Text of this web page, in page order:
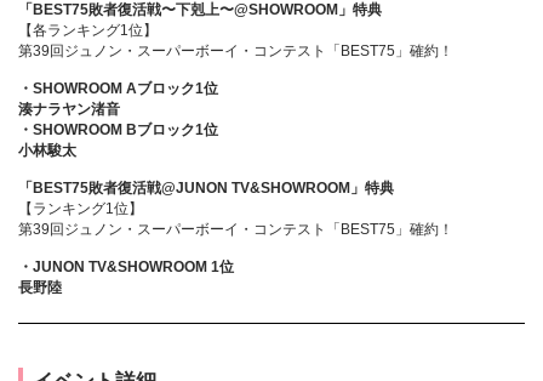
「BEST75敗者復活戦〜下剋上〜@SHOWROOM」特典
【各ランキング1位】
第39回ジュノン・スーパーボーイ・コンテスト「BEST75」確約！
・SHOWROOM Aブロック1位
湊ナラヤン渚音
・SHOWROOM Bブロック1位
小林駿太
「BEST75敗者復活戦@JUNON TV&SHOWROOM」特典
【ランキング1位】
第39回ジュノン・スーパーボーイ・コンテスト「BEST75」確約！
・JUNON TV&SHOWROOM 1位
長野陸